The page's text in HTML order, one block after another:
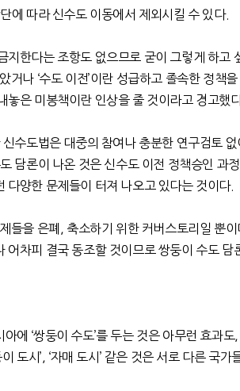
에 따라 신수도 이동에서 제외시킬 수 있다.
한다는 조항도 없으므로 굳이 그렇게 하고
거나 ‘수도 이전’이란 성급하고 졸속한 정책
놓은 미봉책이란 인상을 줄 것이라고 경고했
수도법은 대중의 참여나 충분한 연구검토 없
담론이 나온 것은 신수도 이전 정책승인 과
다양한 문제들이 터져 나오고 있다는 것이다.
들을 은폐
축소하기 위한 커버스토리일 뿐이
어차피 결국 동조할 것이므로 쌍둥이 수도 담
에 ‘쌍둥이 수도’를 두는 것은 아무런 효과도
도시’, ‘자매 도시 ’ 같은 것은 서로 다른 국가